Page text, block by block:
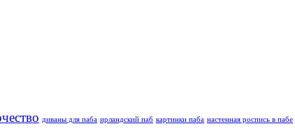
диваны для паба ирландский паб картинки паба настенная роспись в пабе